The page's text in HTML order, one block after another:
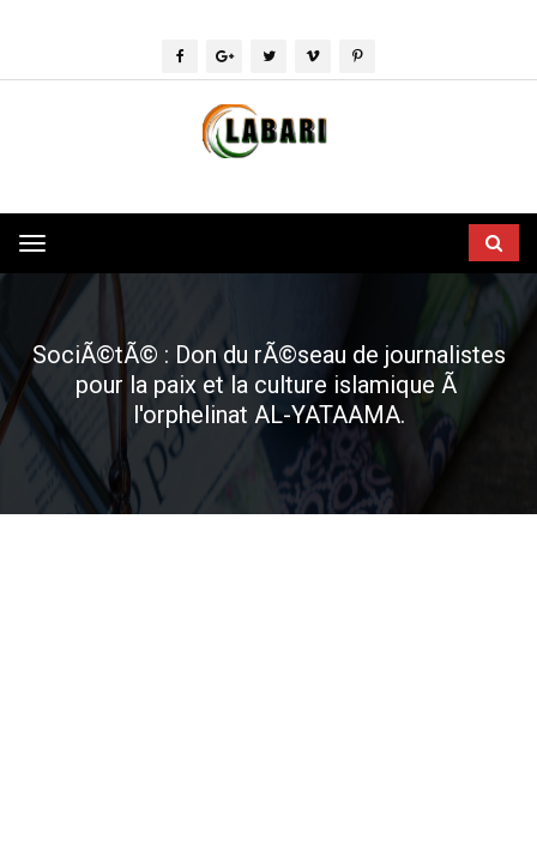
Toggle
navigation
SociÃ©tÃ© : Don du rÃ©seau de journalistes
pour la paix et la culture islamique Ã
l'orphelinat AL-YATAAMA.